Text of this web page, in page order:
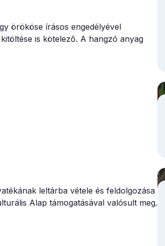
örököse írásos engedélyével
is kötelező. A hangzó anyag
leltárba vétele és feldolgozása
Alap támogatásával valósult meg.